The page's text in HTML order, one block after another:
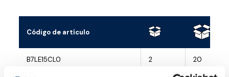
Código de artículo
B7LE15CL0 2 20